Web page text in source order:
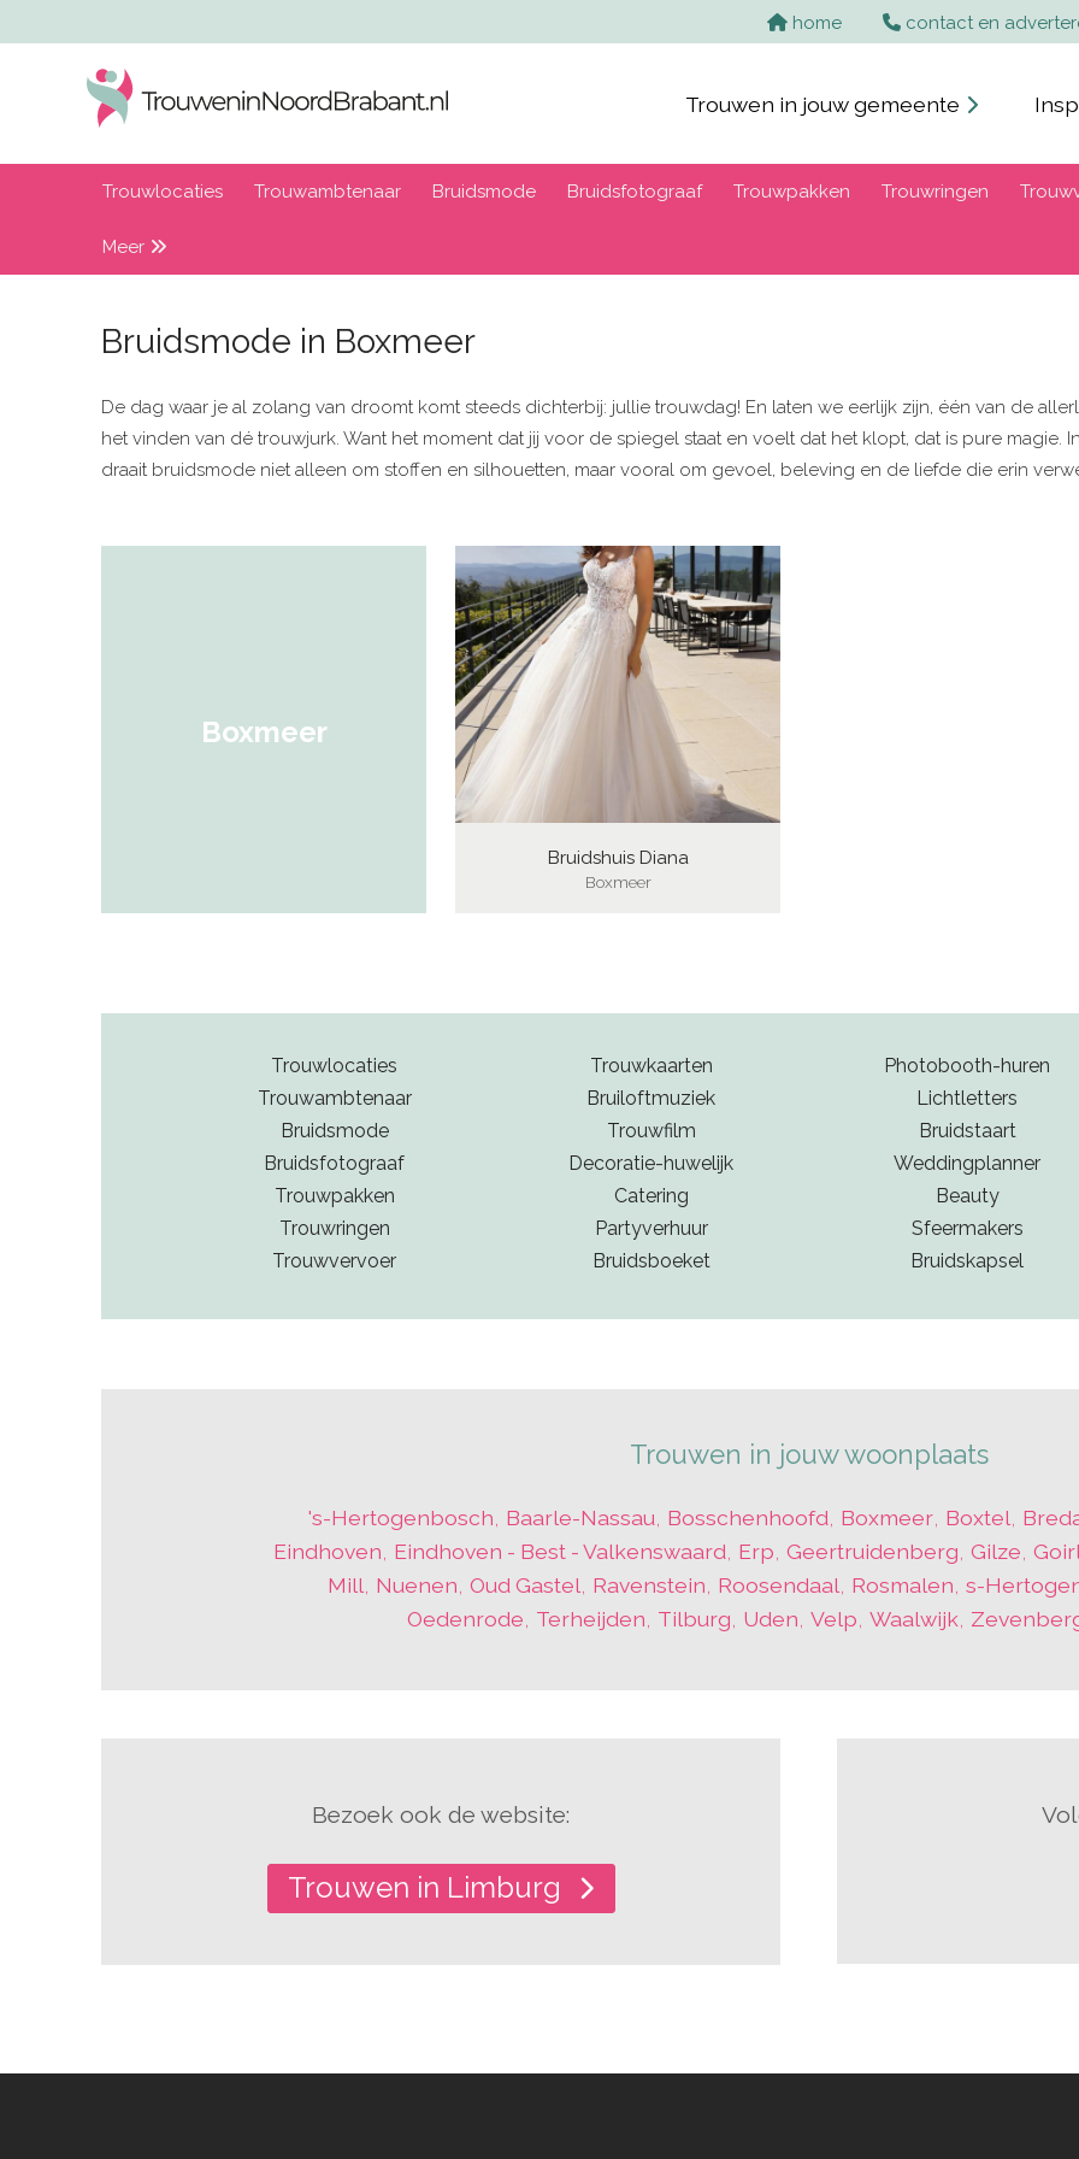
home contact en
Trouwen in jouw gemeente
Trouwlocaties Trouwambtenaar Bruidsmode Bruidsfotograaf Trouwpakken Trouwringen
Meer
Bruidsmode in Boxmeer
De dag waar je al zolang van droomt komt steeds dichterbij: jullie trouwdag! En laten we eerlijk zijn, één van de
het vinden van dé trouwjurk. Want het moment dat jij voor de spiegel staat en voelt dat het klopt, dat is pure magie.
draait bruidsmode niet alleen om stoffen en silhouetten, maar vooral om gevoel, beleving en de liefde die erin
Boxmeer
Bruidshuis Diana
Boxmeer
Trouwlocaties
Trouwambtenaar
Bruidsmode
Bruidsfotograaf
Trouwpakken
Trouwringen
Trouwvervoer
Trouwkaarten
Bruiloftmuziek
Trouwfilm
Decoratie-huwelijk
Catering
Partyverhuur
Bruidsboeket
Photobooth-huren
Lichtletters
Bruidstaart
Weddingplanner
Beauty
Sfeermakers
Bruidskapsel
Trouwen in jouw woonplaats
's-Hertogenbosch Baarle-Nassau Bosschenhoofd Boxmeer, Boxtel
Eindhoven Eindhoven - Best - Valkenswaard Erp Geertruidenberg Gilze
Mill Nuenen Oud Gastel Ravenstein Roosendaal Rosmalen s-
Oedenrode Terheijden Tilburg Uden Velp Waalwijk
Bezoek ook de website:
Trouwen in Limburg